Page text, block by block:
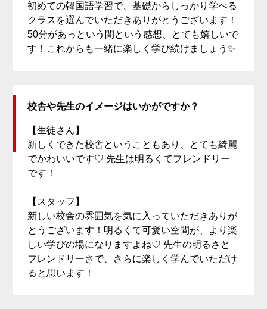
初めての韓国語学習で、基礎からしっかり学べる
クラスを選んでいただきありがとうございます！
50分があっという間という感想、とても嬉しいで
す！これからも一緒に楽しく学び続けましょう✨
校舎や先生のイメージはいかがですか？
【生徒さん】
新しくできた校舎ということもあり、とても綺麗
でかわいいです♡ 先生は明るくてフレンドリー
です！
【スタッフ】
新しい校舎の雰囲気を気に入っていただきありが
とうございます！明るくて可愛い空間が、より楽
しい学びの場になりますよね♡ 先生の明るさと
フレンドリーさで、さらに楽しく学んでいただけ
ると思います！